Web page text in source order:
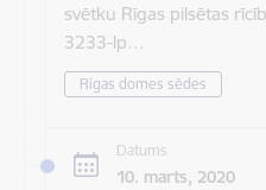
svētku Rīgas pilsētas
3233-lp…
Rīgas domes sēdes
Datums
10. marts, 2020